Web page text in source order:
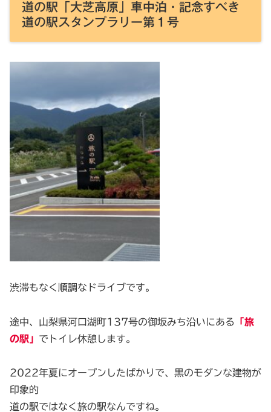
道の駅「大芝高原」車中泊・記念すべき
道の駅スタンプラリー第１号
渋滞もなく順調なドライブです。
途中、山梨県河口湖町137号の御坂みち沿いにある 「旅
の駅」 でトイレ休憩します。
2022年夏にオープンしたばかりで、黒のモダンな建物が
印象的
道の駅ではなく旅の駅なんですね。